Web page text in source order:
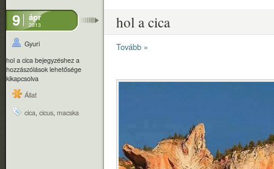
9 ápr
2013
Gyuri
hol a cica bejegyzéshez a
hozzászólások lehetősége
kikapcsolva
Állat
cica, cicus, macska
hol a cica
Tovább »